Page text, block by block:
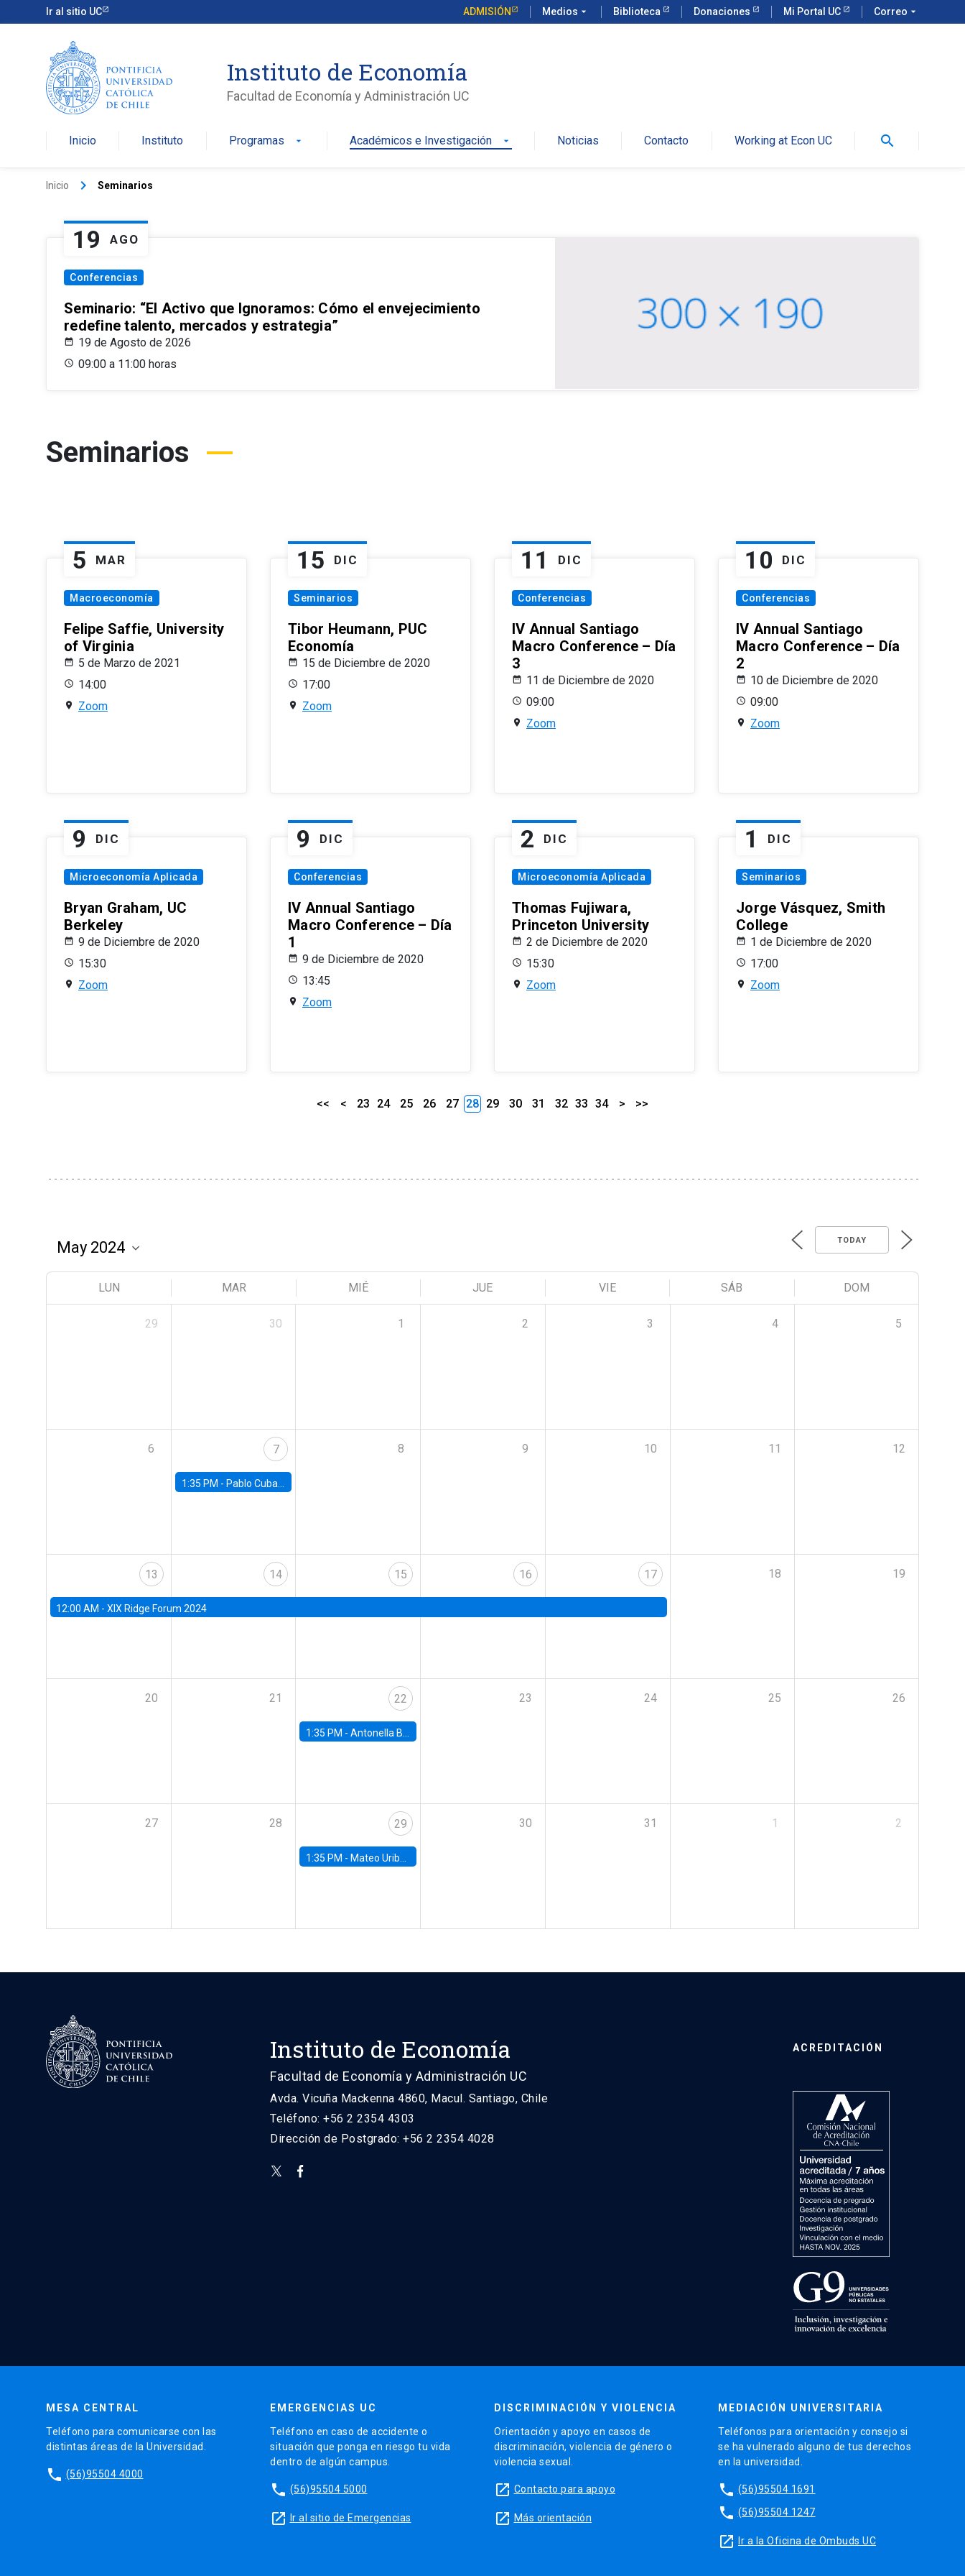
Ir al sitio UC ADMISIÓN Medios arrow_drop_down Biblioteca Donaciones Mi Portal UC Correo arrow_drop_down
Instituto de Economía
Facultad de Economía y Administración UC
Inicio Instituto Programas arrow_drop_down Académicos e Investigación arrow_drop_down Noticias Contacto Working at Econ UC search
Inicio keyboard_arrow_right Seminarios
19 AGO
Conferencias
Seminario: “El Activo que Ignoramos: Cómo el envejecimiento
redefine talento, mercados y estrategia”
19 de Agosto de 2026
09:00 a 11:00 horas
Seminarios
5 MAR
Macroeconomía
Felipe Saffie, University
of Virginia
5 de Marzo de 2021
14:00
Zoom
15 DIC
Seminarios
Tibor Heumann, PUC
Economía
15 de Diciembre de 2020
17:00
Zoom
11 DIC
Conferencias
IV Annual Santiago
Macro Conference – Día
3
11 de Diciembre de 2020
09:00
Zoom
10 DIC
Conferencias
IV Annual Santiago
Macro Conference – Día
2
10 de Diciembre de 2020
09:00
Zoom
9 DIC
Microeconomía Aplicada
Bryan Graham, UC
Berkeley
9 de Diciembre de 2020
15:30
Zoom
9 DIC
Conferencias
IV Annual Santiago
Macro Conference – Día
1
9 de Diciembre de 2020
13:45
Zoom
2 DIC
Microeconomía Aplicada
Thomas Fujiwara,
Princeton University
2 de Diciembre de 2020
15:30
Zoom
1 DIC
Seminarios
Jorge Vásquez, Smith
College
1 de Diciembre de 2020
17:00
Zoom
<< < 23 24 25 26 27 28 29 30 31 32 33 34 > >>
TODAY
LUN MAR MIÉ JUE VIE SÁB DOM
29 30 1 2 3 4 5
6 7
1:35 PM - Pablo Cuba, FED Board
8 9 10 11 12
13
12:00 AM - XIX Ridge Forum 2024
14 15 16 17 18 19
20 21 22
1:35 PM -Antonella Bancalari, Institute for Fiscal Studies (IFS) and Research Associate at University College London (UCL)
23 24 25 26
27 28 29
1:35 PM - Mateo Uribe-Castro, Universidad de los Andes (Colombia)
30 31 1 2
Instituto de Economía
Facultad de Economía y Administración UC
Avda. Vicuña Mackenna 4860, Macul. Santiago, Chile
Teléfono: +56 2 2354 4303
Dirección de Postgrado: +56 2 2354 4028
ACREDITACIÓN
MESA CENTRAL
Teléfono para comunicarse con las
distintas áreas de la Universidad.
phone (56)95504 4000
EMERGENCIAS UC
Teléfono en caso de accidente o
situación que ponga en riesgo tu vida
dentro de algún campus.
phone (56)95504 5000
launch Ir al sitio de Emergencias
DISCRIMINACIÓN Y VIOLENCIA
Orientación y apoyo en casos de
discriminación, violencia de género o
violencia sexual.
launch Contacto para apoyo
launch Más orientación
MEDIACIÓN UNIVERSITARIA
Teléfonos para orientación y consejo si
se ha vulnerado alguno de tus derechos
en la universidad.
phone (56)95504 1691
phone (56)95504 1247
launch Ir a la Oficina de Ombuds UC